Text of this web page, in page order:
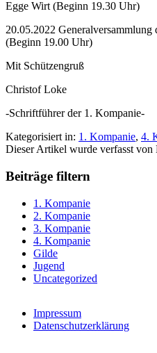
Egge Wirt (Beginn 19.30 Uhr)
20.05.2022 Generalversammlung
(Beginn 19.00 Uhr)
Mit Schützengruß
Christof Loke
-Schriftführer der 1. Kompanie-
Kategorisiert in: 1. Kompanie, 4.
Dieser Artikel wurde verfasst von
Beiträge filtern
1. Kompanie
2. Kompanie
3. Kompanie
4. Kompanie
Gilde
Jugend
Uncategorized
Impressum
Datenschutzerklärung